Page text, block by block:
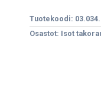
Tuotekoodi:
Osastot: Isot